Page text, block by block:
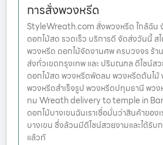
การสั่งพวงหรีด
StyleWreath.com สั่งพวงหรีด ใกล้ฉัน
ดอกไม้สด รวดเร็ว บริการดี จัดส่งวันนี้ ส
พวงหรีด ดอกไม้จัดงานศพ ครบวงจร ร้า
ส่งทั่วเขตกรุงเทพ และ ปริมณฑล ดีไซน์ส
ดอกไม้สด พวงหรีดพัดลม พวงหรีดต้นไม้
พวงหรีดสำเร็จรูป พวงหรีดปทุมธานี พว
ทม Wreath delivery to temple in
ดอกไม้บางเขนฉันเราเชื่อมั่นว่าสินค้าของ
บางเขน ซึ่งล้วนมีดีไซน์สวยงามและได้รั
แล้วทั